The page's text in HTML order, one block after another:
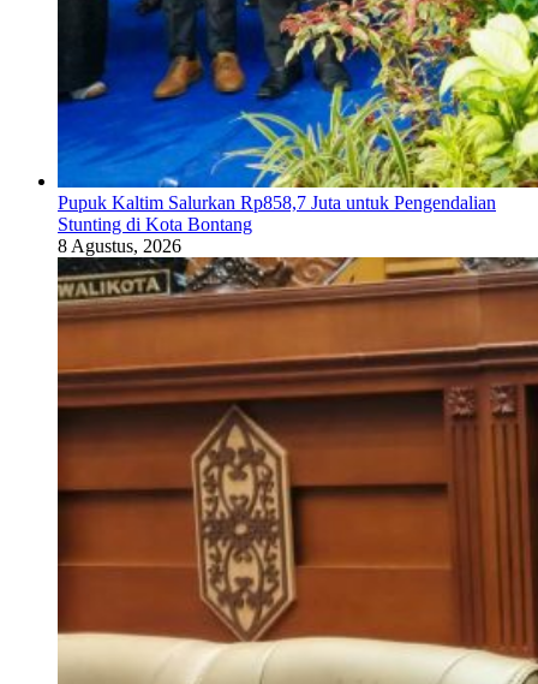
Pupuk Kaltim Salurkan Rp858,7 Juta untuk Pengendalian
Stunting di Kota Bontang
8 Agustus, 2026